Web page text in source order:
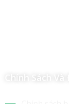
Chính Sách Và